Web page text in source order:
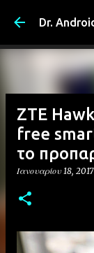
Dr.
ZTE
free
το
Ιανουαρίου 18, 2017